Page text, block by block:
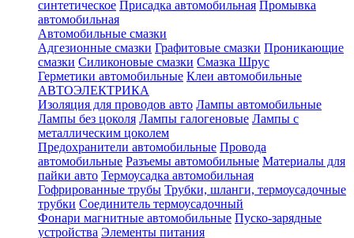
синтетическое Присадка автомобильная Промывка
автомобильная
Автомобильные смазки
Адгезионные смазки Графитовые смазки Проникающие
смазки Силиконовые смазки Смазка Шрус
Герметики автомобильные Клеи автомобильные
АВТОЭЛЕКТРИКА
Изоляция для проводов авто Лампы автомобильные
Лампы без цоколя Лампы галогеновые Лампы с
металлическим цоколем
Предохранители автомобильные Провода
автомобильные Разъемы автомобильные Материалы для
пайки авто Термоусадка автомобильная
Гофрированные трубы Трубки, шланги, термоусадочные
трубки Соединитель термоусадочный
Фонари магнитные автомобильные Пуско-зарядные
устройства Элементы питания